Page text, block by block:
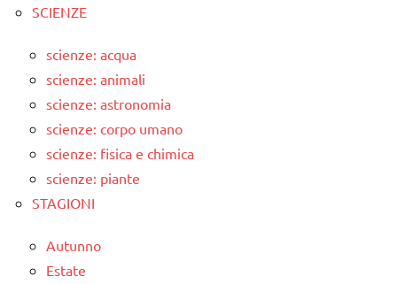
SCIENZE
scienze: acqua
scienze: animali
scienze: astronomia
scienze: corpo umano
scienze: fisica e chimica
scienze: piante
STAGIONI
Autunno
Estate